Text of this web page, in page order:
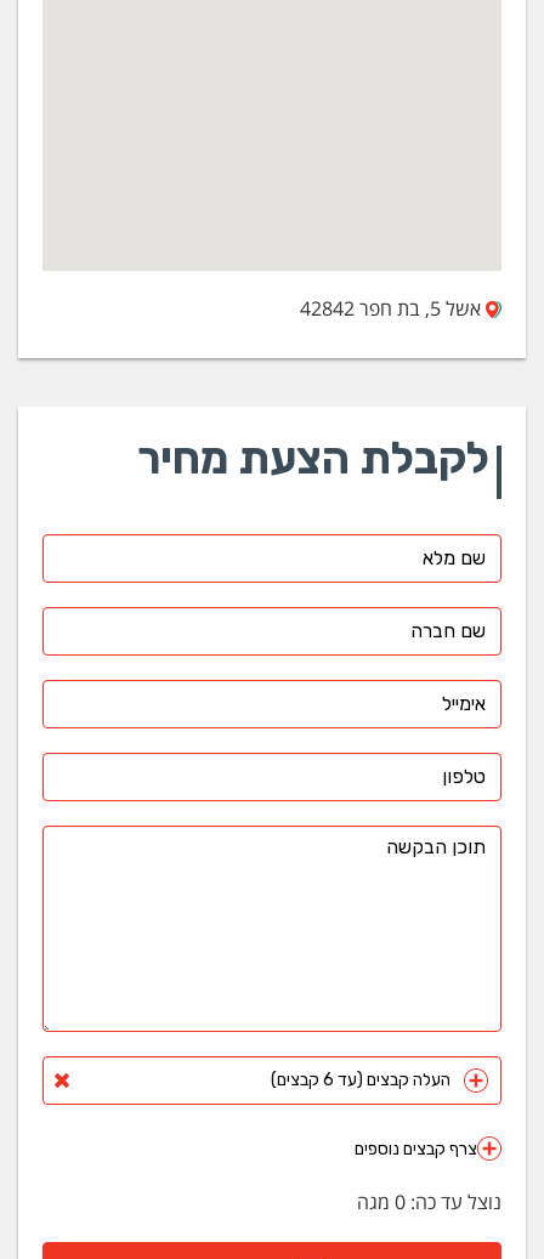
אשל 5, בת חפר 42842
לקבלת הצעת מחיר
העלה קבצים (עד 6 קבצים)
צרף קבצים נוספים
נוצל עד כה: 0 מגה